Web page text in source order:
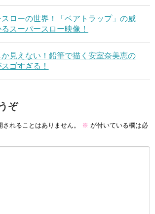
スローの世界！「ベアトラップ」の威
スーパースロー映像！
見えない！鉛筆で描く安室奈美恵の
ゴすぎる！
ぞ
れることはありません。 ※ が付いている欄は必